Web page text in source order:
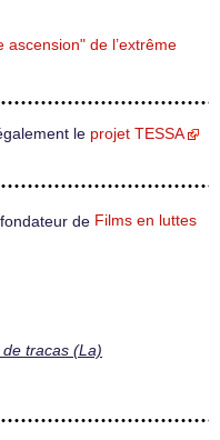
ascension" de l’extrême
le projet TESSA
de Films en luttes
tracas (La)